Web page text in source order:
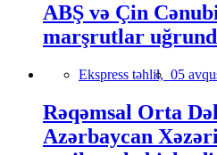
ABŞ və Çin
marşrutlar
Ekspress təhlil, 05
Rəqəmsal Orta
Azərbaycan